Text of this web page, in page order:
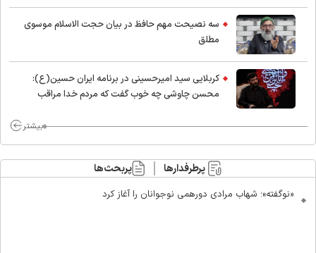
اسلام
سه نصیحت مهم حافظ در بیان حجت الاسلام موسوی
مطلق
کربلایی سید امیر‌حسینی در برنامه ایران حسین(ع):
محسن چاوشی چه خوب گفت که مردم خدا مراقب
بیشتر
پرطرفدارها پربحث‌ها
«نوگفته»؛ شهاب مرادی دورهمی نوجوانان را آغاز کرد